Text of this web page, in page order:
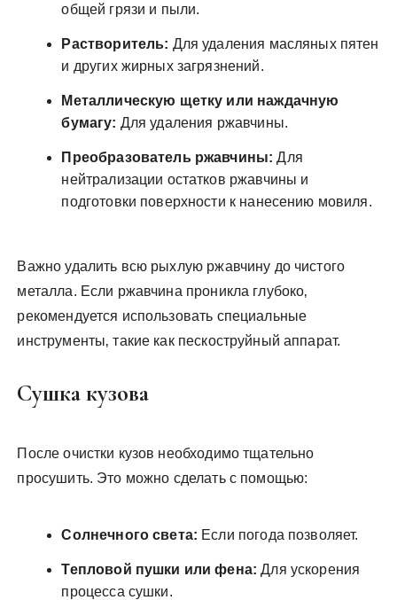
общей грязи и пыли.
Растворитель: Для удаления масляных пятен
и других жирных загрязнений.
Металлическую щетку или наждачную
бумагу: Для удаления ржавчины.
Преобразователь ржавчины: Для
нейтрализации остатков ржавчины и
подготовки поверхности к нанесению мовиля.
Важно удалить всю рыхлую ржавчину до чистого
металла. Если ржавчина проникла глубоко‚
рекомендуется использовать специальные
инструменты‚ такие как пескоструйный аппарат.
Сушка кузова
После очистки кузов необходимо тщательно
просушить. Это можно сделать с помощью:
Солнечного света: Если погода позволяет.
Тепловой пушки или фена: Для ускорения
процесса сушки.